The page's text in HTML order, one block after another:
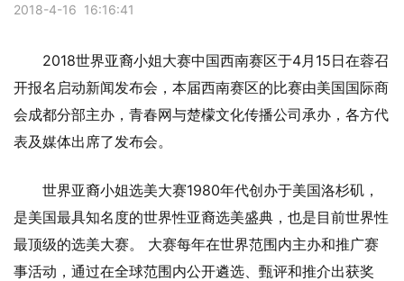
2018-4-16 16:16:41
2018世界亚裔小姐大赛中国西南赛区于4月15日在蓉召
开报名启动新闻发布会，本届西南赛区的比赛由美国国际商
会成都分部主办，青春网与楚檬文化传播公司承办，各方代
表及媒体出席了发布会。
世界亚裔小姐选美大赛1980年代创办于美国洛杉矶，
是美国最具知名度的世界性亚裔选美盛典，也是目前世界性
最顶级的选美大赛。 大赛每年在世界范围内主办和推广赛
事活动，通过在全球范围内公开遴选、甄评和推介出获奖